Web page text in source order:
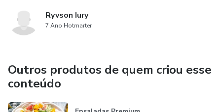
Ryvson Iury
7 Ano Hotmarter
Outros produtos de quem criou esse
conteúdo